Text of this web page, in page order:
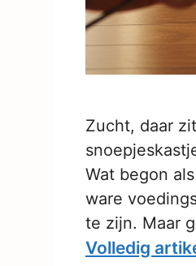
Zucht, daar
Wat begon
ware
te zijn. Maar
Volledig